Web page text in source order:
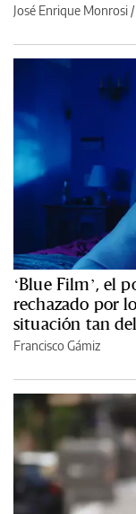
José Enrique Monrosi
‘Blue Film’, el
rechazado por
situación tan
Francisco Gámiz